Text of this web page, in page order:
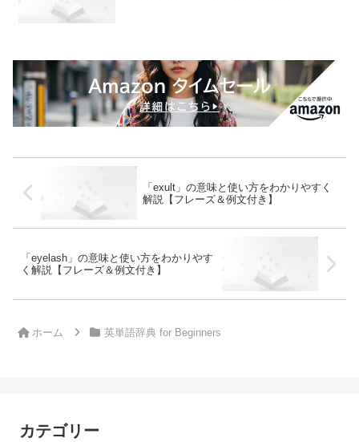
「exult」の意味と使い方をわかりやすく
解説【フレーズ＆例文付き】
「eyelash」の意味と使い方をわかりやす
く解説【フレーズ＆例文付き】
ホーム 英単語辞典 for Beginners
カテゴリー